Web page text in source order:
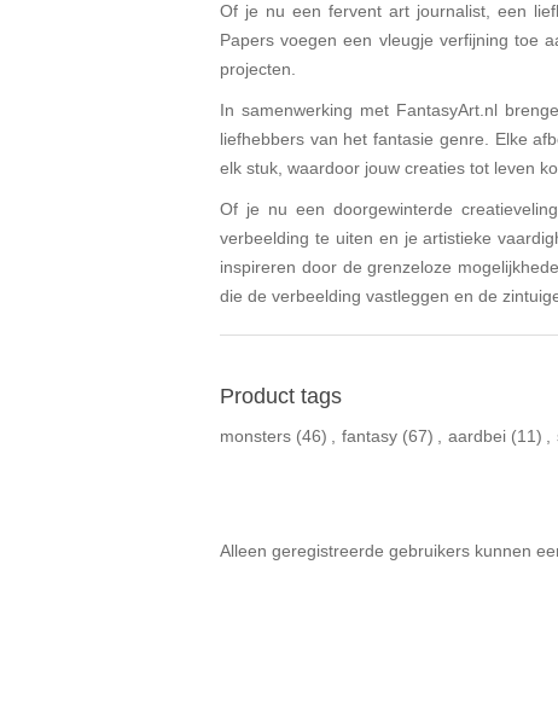
Of je nu een fervent art journalist, een
Papers voegen een vleugje verfijning toe
projecten.
In samenwerking met FantasyArt.nl
liefhebbers van het fantasie genre. Elke
elk stuk, waardoor jouw creaties tot leven
Of je nu een doorgewinterde
verbeelding te uiten en je artistieke
inspireren door de grenzeloze
die de verbeelding vastleggen en de
Product tags
monsters (46) , fantasy (67) , aardbei (11) ,
Alleen geregistreerde gebruikers kunnen